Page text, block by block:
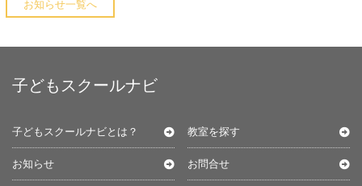
お知らせ一覧へ
子どもスクールナビ
子どもスクールナビとは？ 教室を探す
お知らせ お問合せ